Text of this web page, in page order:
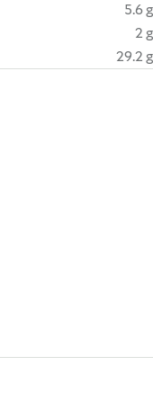
5.6 g
2 g
29.2 g